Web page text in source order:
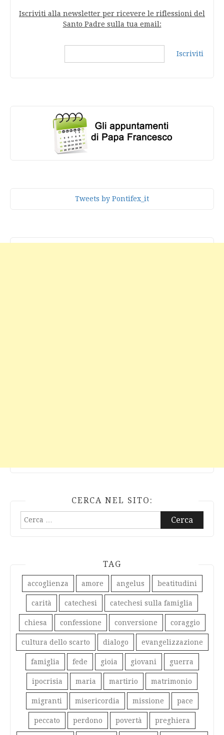
Iscriviti alla newsletter per ricevere le riflessioni del
Santo Padre sulla tua email:
Iscriviti
Tweets by Pontifex_it
CERCA NEL SITO:
Ricerca
TAG
accoglienza amore angelus beatitudini
carità catechesi catechesi sulla famiglia
chiesa confessione conversione coraggio
cultura dello scarto dialogo evangelizzazione
famiglia fede gioia giovani guerra
ipocrisia maria martirio matrimonio
migranti misericordia missione pace
peccato perdono povertà preghiera